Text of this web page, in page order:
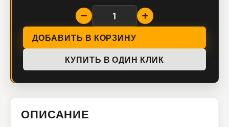
ДОБАВИТЬ В КОРЗИНУ
КУПИТЬ В ОДИН КЛИК
ОПИСАНИЕ